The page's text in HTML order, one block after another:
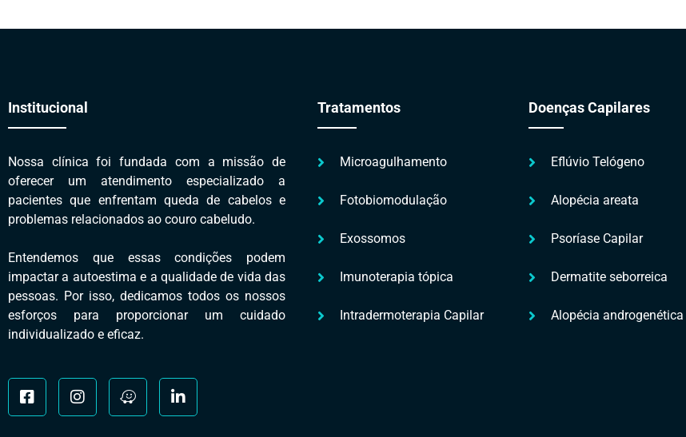
Institucional
Nossa clínica foi fundada com a missão de
oferecer um atendimento especializado a
pacientes que enfrentam queda de cabelos e
problemas relacionados ao couro cabeludo.
Entendemos que essas condições podem
impactar a autoestima e a qualidade de vida das
pessoas. Por isso, dedicamos todos os nossos
esforços para proporcionar um cuidado
individualizado e eficaz.
Tratamentos
Microagulhamento
Fotobiomodulação
Exossomos
Imunoterapia tópica
Intradermoterapia Capilar
Doenças Capilares
Eflúvio Telógeno
Alopécia areata
Psoríase Capilar
Dermatite seborreica
Alopécia androgenética